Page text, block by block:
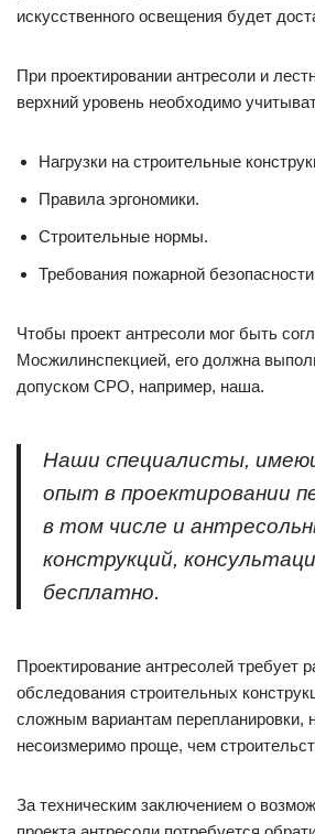
искусственного освещения будет
При проектировании антресоли и
верхний уровень необходимо
Нагрузки на строительные
Правила эргономики.
Строительные нормы.
Требования пожарной
Чтобы проект антресоли мог быть
Мосжилинспекцией, его должна
допуском СРО, например, наша.
Наши специалисты,
опыт в проектировании
в том числе и
конструкций,
бесплатно.
Проектирование антресолей требует
обследования строительных
сложным вариантам перепланировки,
несоизмеримо проще, чем
За техническим заключением о